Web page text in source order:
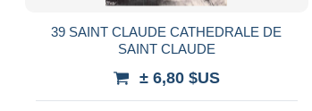
39 SAINT CLAUDE CATHEDRALE DE
SAINT CLAUDE
± 6,80 $US